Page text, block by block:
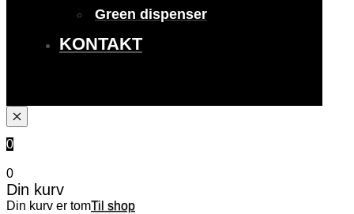
Green dispenser
KONTAKT
0
0
Din kurv
Din kurv er tomTil shop